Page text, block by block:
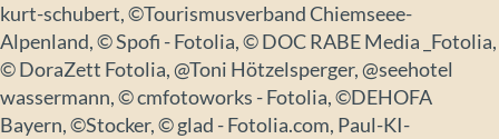
kurt-schubert, ©Tourismusverband Chiemseee-
Alpenland, © Spofi - Fotolia, © DOC RABE Media _Fotolia,
© DoraZett Fotolia, @Toni Hötzelsperger, @seehotel
wassermann, © cmfotoworks - Fotolia, ©DEHOFA
Bayern, ©Stocker, © glad - Fotolia.com, Paul-KI-